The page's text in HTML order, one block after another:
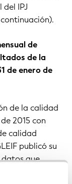
IPJ
de
de la
de enero de
de la calidad
2015 con
calidad
publicó su
que